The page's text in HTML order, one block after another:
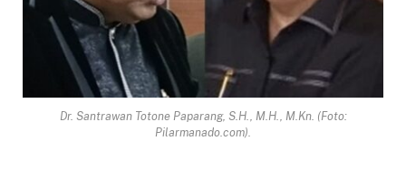
Dr. Santrawan Totone Paparang, S.H., M.H., M.Kn. (Foto:
Pilarmanado.com).